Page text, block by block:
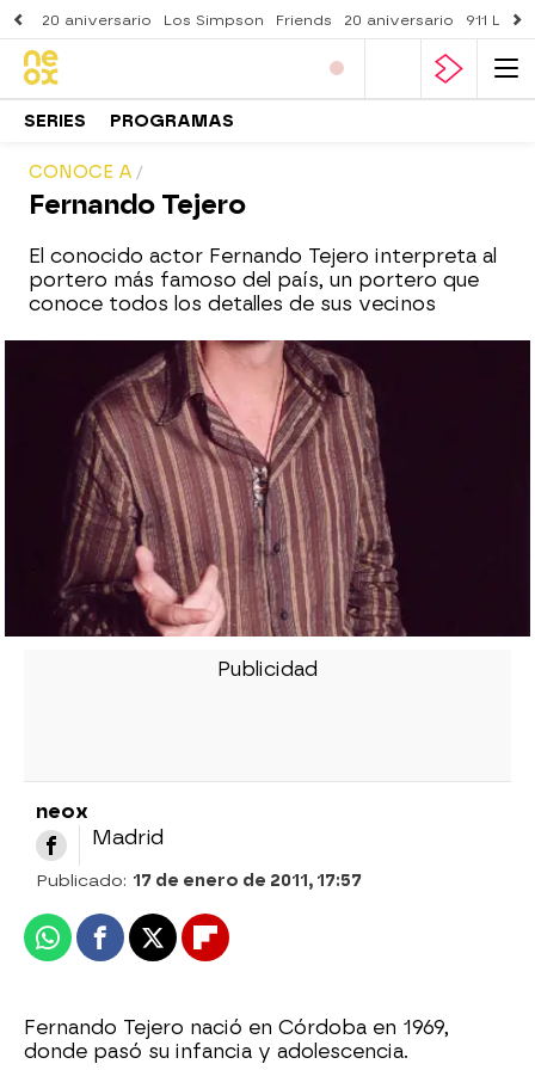
20 aniversario Los Simpson Friends 20 aniversario 911
SERIES PROGRAMAS
CONOCE A
Fernando Tejero
El conocido actor Fernando Tejero interpreta al
portero más famoso del país, un portero que
conoce todos los detalles de sus vecinos
neox
Madrid
Publicado: 17 de enero de 2011, 17:57
WhatsappFacebook
X Flipboard
Fernando Tejero nació en Córdoba en 1969,
donde pasó su infancia y adolescencia.